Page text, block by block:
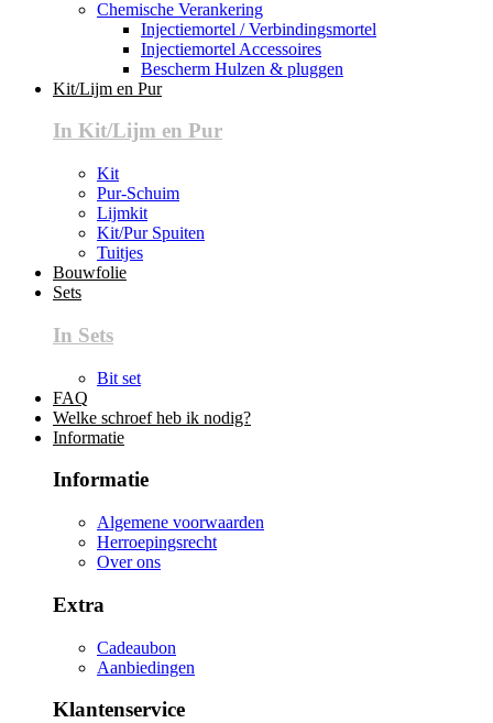
Chemische Verankering
Injectiemortel / Verbindingsmortel
Injectiemortel Accessoires
Bescherm Hulzen & pluggen
Kit/Lijm en Pur
In Kit/Lijm en Pur
Kit
Pur-Schuim
Lijmkit
Kit/Pur Spuiten
Tuitjes
Bouwfolie
Sets
In Sets
Bit set
FAQ
Welke schroef heb ik nodig?
Informatie
Informatie
Algemene voorwaarden
Herroepingsrecht
Over ons
Extra
Cadeaubon
Aanbiedingen
Klantenservice